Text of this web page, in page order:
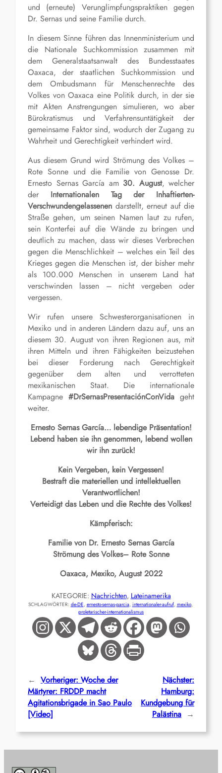
und (erneute) Verunglimpfungspraktiken gegen
Dr. Sernas und seine Familie durch.
In diesem Sinne führen das Innenministerium und
die Nationale Suchkommission zusammen mit
dem Generalstaatsanwalt des Bundesstaates
Oaxaca, der staatlichen Suchkommission und
dem Ombudsmann für Menschenrechte des
Volkes von Oaxaca eine Politik durch, in der sie
mit Akten Anstrengungen simulieren, wo aber
Bürokratismus und Verfahrensuntätigkeit der
gemeinsame Faktor sind, wodurch der Zugang zu
Wahrheit und Gerechtigkeit verhindert wird.
Aus diesem Grund wird Strömung des Volkes –
Rote Sonne und die Familie von Genosse Dr.
Ernesto Sernas García am 30. August, welcher
der Internationalen Tag der Inhaftierten-
Verschwundengelassenen darstellt, erneut auf die
Straße gehen, um seinen Namen laut zu rufen,
sein Konterfei auf die Wände zu bringen und
deutlich zu machen, dass wir dieses Verbrechen
gegen die Menschlichkeit – welches ein Teil des
Krieges gegen die Menschen ist, der bisher mehr
als 100.000 Menschen in unserem Land hat
verschwinden lassen – nicht vergeben oder
vergessen.
Wir rufen unsere Schwesterorganisationen in
Mexiko und in anderen Ländern dazu auf, uns an
diesem 30. August von ihren Regionen aus, mit
ihren Mitteln und ihren Fähigkeiten beizustehen
bei dieser Forderung nach Gerechtigkeit
gegenüber dem alten und verrotteten
mexikanischen Staat. Die internationale
Kampagne #DrSernasPresentaciónConVida geht
weiter.
Ernesto Sernas García… lebendige Präsentation!
Lebend haben sie ihn genommen, lebend wollen
wir ihn zurück!
Kein Vergeben, kein Vergessen!
Bestraft die materiellen und intellektuellen
Verantwortlichen!
Verteidigt das Leben und die Rechte des Volkes!
Kämpferisch:
Familie von Dr. Ernesto Sernas García
Strömung des Volkes– Rote Sonne
Oaxaca, Mexiko, August 2022
KATEGORIE: Nachrichten, Lateinamerika
SCHLAGWÖRTER: de-DE, ernesto-sernas-garcia, internationaler-aufruf, mexiko
proletarischer-internationalismus
← Vorheriger: Woche der
Märtyrer: FRDDP macht
Agitationsbrigade in Sao Paulo
[Video]
Nächster:
Hamburg:
Kundgebung für
Palästina →